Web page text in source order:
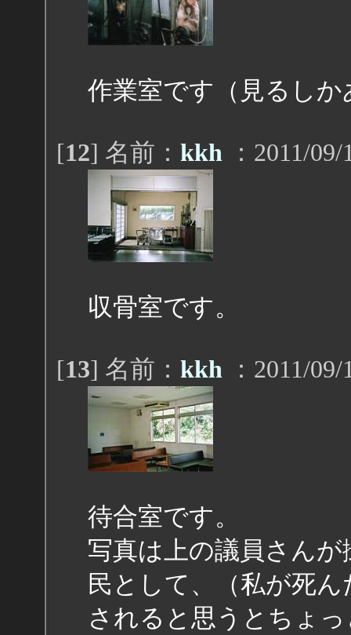
作業室です（見るし
[12] 名前： kkh：2011/09/
収骨室です。
[13] 名前： kkh：2011/09/
待合室です。
写真は上の議員さん
民として、（私が死
されると思うとちょ